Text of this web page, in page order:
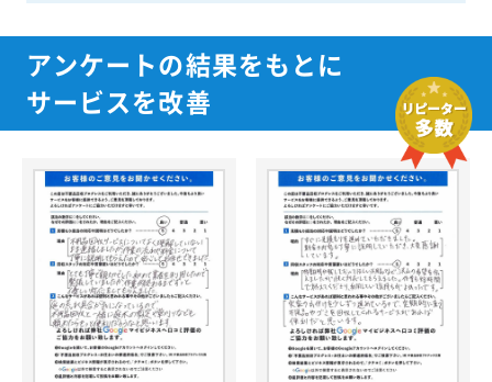
アンケートの結果をもとに
サービスを改善